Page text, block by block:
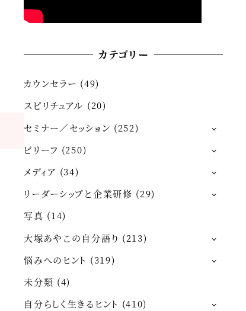
カテゴリー
カウンセラー (49)
スピリチュアル (20)
セミナー／セッション (252)
ビリーフ (250)
メディア (34)
リーダーシップと企業研修 (29)
写真 (14)
大塚あやこの自分語り (213)
悩みへのヒント (319)
未分類 (4)
自分らしく生きるヒント (410)